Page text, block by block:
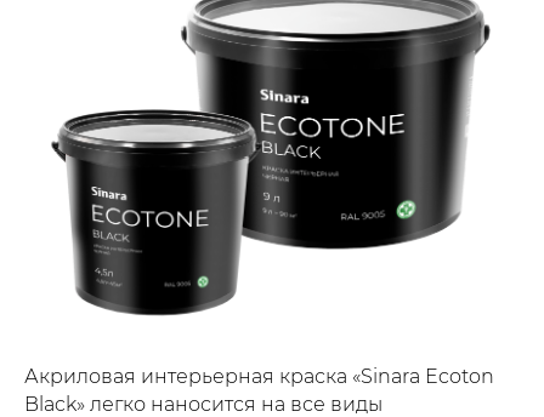
Акриловая интерьерная краска «Sinara Ecoton
Black» легко наносится на все виды
ОФОРМИТЬ
заказ
юр. лицам
физ. лицам